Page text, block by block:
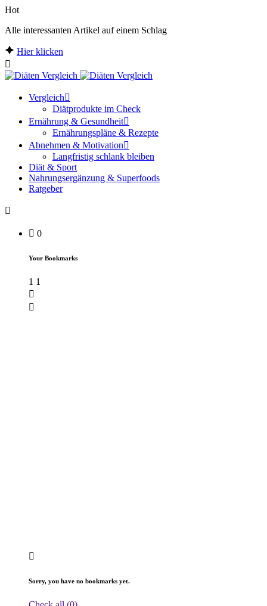
Hot
Alle interessanten Artikel auf einem Schlag
Hier klicken
Vergleich
Diätprodukte im Check
Ernährung & Gesundheit
Ernährungspläne & Rezepte
Abnehmen & Motivation
Langfristig schlank bleiben
Diät & Sport
Nahrungsergänzung & Superfoods
Ratgeber
0
Your Bookmarks
1 1
Sorry, you have no bookmarks yet.